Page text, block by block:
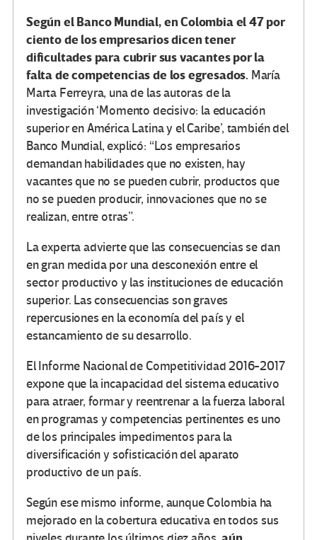
Según el Banco Mundial, en Colombia el 47 por
ciento de los empresarios dicen tener
dificultades para cubrir sus vacantes por la
falta de competencias de los egresados. María
Marta Ferreyra, una de las autoras de la
investigación ‘Momento decisivo: la educación
superior en América Latina y el Caribe’, también del
Banco Mundial, explicó: “Los empresarios
demandan habilidades que no existen, hay
vacantes que no se pueden cubrir, productos que
no se pueden producir, innovaciones que no se
realizan, entre otras”.
La experta advierte que las consecuencias se dan
en gran medida por una desconexión entre el
sector productivo y las instituciones de educación
superior. Las consecuencias son graves
repercusiones en la economía del país y el
estancamiento de su desarrollo.
El Informe Nacional de Competitividad 2016-2017
expone que la incapacidad del sistema educativo
para atraer, formar y reentrenar a la fuerza laboral
en programas y competencias pertinentes es uno
de los principales impedimentos para la
diversificación y sofisticación del aparato
productivo de un país.
Según ese mismo informe, aunque Colombia ha
mejorado en la cobertura educativa en todos sus